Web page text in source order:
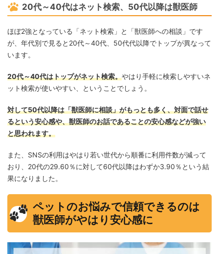
20代～40代はネット検索、50代以降は獣医師
ほぼ2強となっている「ネット検索」と「獣医師への相談」です
が、年代別で見ると20代～40代、50代代以降でトップが異なって
います。
20代～40代はトップがネット検索。やはり手軽に検索しやすいネ
ット検索が使いやすい、ということでしょう。
対して50代以降は「獣医師に相談」がもっとも多く、対面で話せ
るという安心感や、獣医師のお話であることの安心感などが強い
と思われます。
また、SNSの利用はやはり若い世代から順番に利用件数が減って
おり、20代の29.60％に対して60代以降はわずか3.90％という結
果になりました。
ペットのお悩みで信頼できるのは
獣医師がやはり安心感に